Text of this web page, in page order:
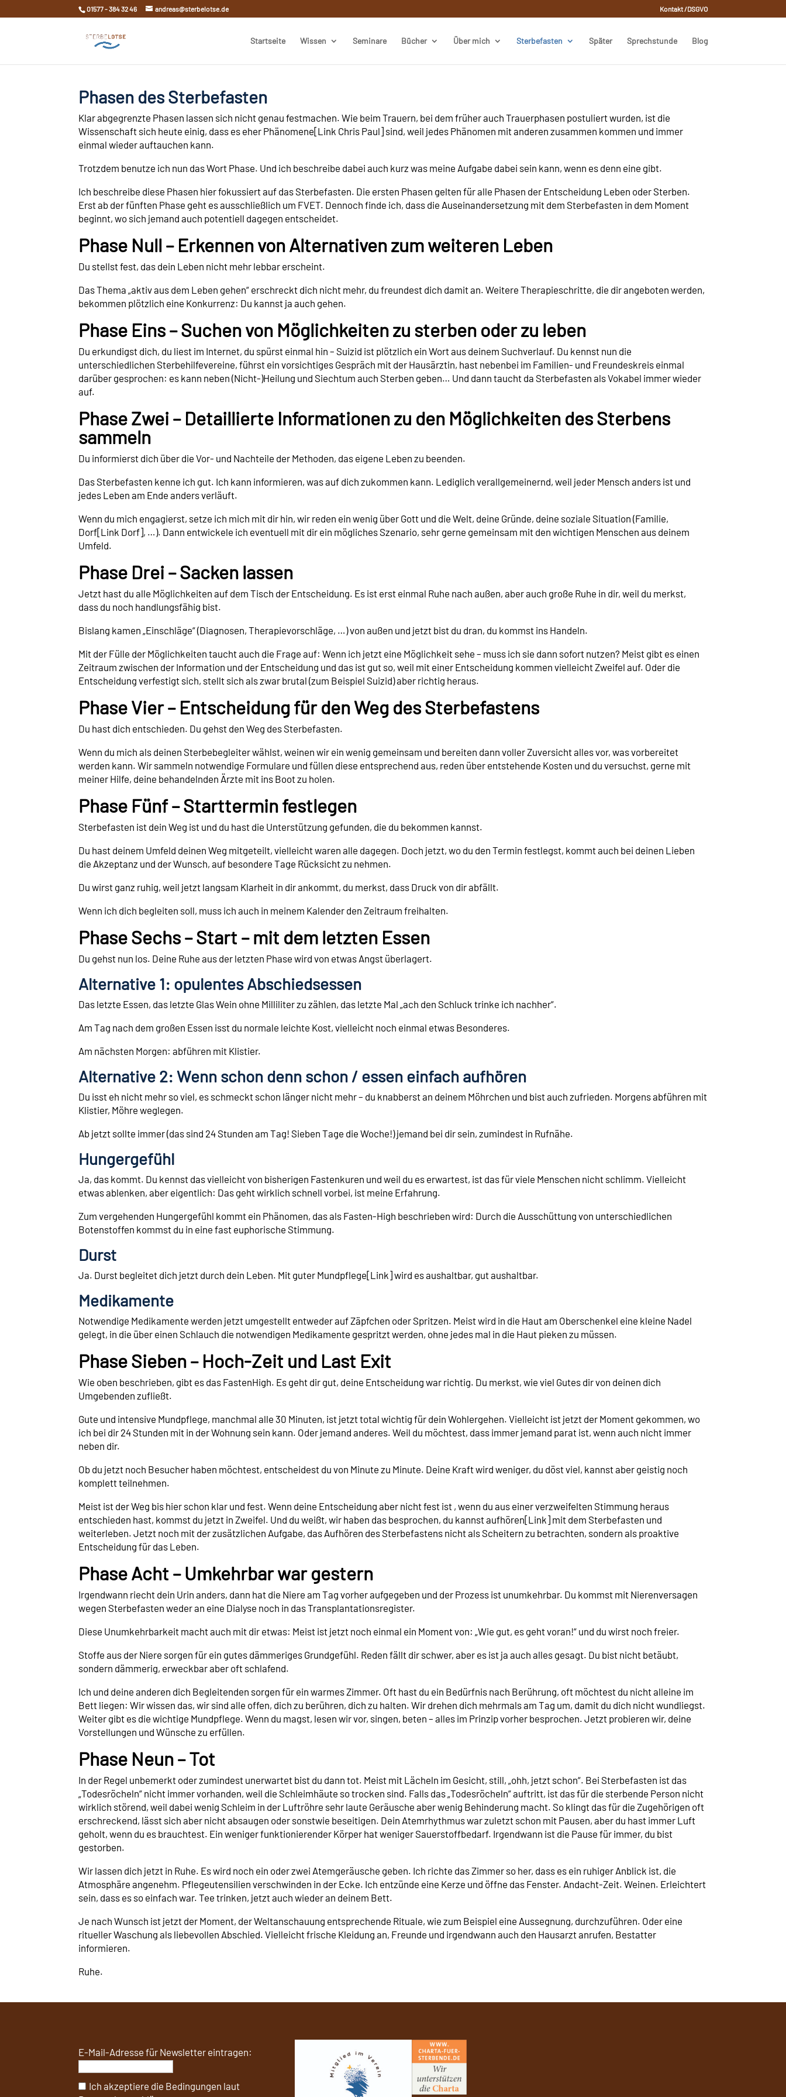
01577 - 384 32 46 andreas@sterbelotse.de Kontakt /DSGVO
Startseite Wissen Seminare Bücher Über mich Sterbefasten Später Sprechstunde Blog
Phasen des Sterbefasten
Klar abgegrenzte Phasen lassen sich nicht genau festmachen. Wie beim Trauern, bei dem früher auch Trauerphasen postuliert wurden, ist die
Wissenschaft sich heute einig, dass es eher Phänomene[Link Chris Paul] sind, weil jedes Phänomen mit anderen zusammen kommen und immer
einmal wieder auftauchen kann.
Trotzdem benutze ich nun das Wort Phase. Und ich beschreibe dabei auch kurz was meine Aufgabe dabei sein kann, wenn es denn eine gibt.
Ich beschreibe diese Phasen hier fokussiert auf das Sterbefasten. Die ersten Phasen gelten für alle Phasen der Entscheidung Leben oder Sterben.
Erst ab der fünften Phase geht es ausschließlich um FVET. Dennoch finde ich, dass die Auseinandersetzung mit dem Sterbefasten in dem Moment
beginnt, wo sich jemand auch potentiell dagegen entscheidet.
Phase Null – Erkennen von Alternativen zum weiteren Leben
Du stellst fest, das dein Leben nicht mehr lebbar erscheint.
Das Thema „aktiv aus dem Leben gehen“ erschreckt dich nicht mehr, du freundest dich damit an. Weitere Therapieschritte, die dir angeboten werden,
bekommen plötzlich eine Konkurrenz: Du kannst ja auch gehen.
Phase Eins – Suchen von Möglichkeiten zu sterben oder zu leben
Du erkundigst dich, du liest im Internet, du spürst einmal hin – Suizid ist plötzlich ein Wort aus deinem Suchverlauf. Du kennst nun die
unterschiedlichen Sterbehilfevereine, führst ein vorsichtiges Gespräch mit der Hausärztin, hast nebenbei im Familien- und Freundeskreis einmal
darüber gesprochen: es kann neben (Nicht-)Heilung und Siechtum auch Sterben geben… Und dann taucht da Sterbefasten als Vokabel immer wieder
auf.
Phase Zwei – Detaillierte Informationen zu den Möglichkeiten des Sterbens
sammeln
Du informierst dich über die Vor- und Nachteile der Methoden, das eigene Leben zu beenden.
Das Sterbefasten kenne ich gut. Ich kann informieren, was auf dich zukommen kann. Lediglich verallgemeinernd, weil jeder Mensch anders ist und
jedes Leben am Ende anders verläuft.
Wenn du mich engagierst, setze ich mich mit dir hin, wir reden ein wenig über Gott und die Welt, deine Gründe, deine soziale Situation (Familie,
Dorf[Link Dorf], …). Dann entwickele ich eventuell mit dir ein mögliches Szenario, sehr gerne gemeinsam mit den wichtigen Menschen aus deinem
Umfeld.
Phase Drei – Sacken lassen
Jetzt hast du alle Möglichkeiten auf dem Tisch der Entscheidung. Es ist erst einmal Ruhe nach außen, aber auch große Ruhe in dir, weil du merkst,
dass du noch handlungsfähig bist.
Bislang kamen „Einschläge“ (Diagnosen, Therapievorschläge, …) von außen und jetzt bist du dran, du kommst ins Handeln.
Mit der Fülle der Möglichkeiten taucht auch die Frage auf: Wenn ich jetzt eine Möglichkeit sehe – muss ich sie dann sofort nutzen? Meist gibt es einen
Zeitraum zwischen der Information und der Entscheidung und das ist gut so, weil mit einer Entscheidung kommen vielleicht Zweifel auf. Oder die
Entscheidung verfestigt sich, stellt sich als zwar brutal (zum Beispiel Suizid) aber richtig heraus.
Phase Vier – Entscheidung für den Weg des Sterbefastens
Du hast dich entschieden. Du gehst den Weg des Sterbefasten.
Wenn du mich als deinen Sterbebegleiter wählst, weinen wir ein wenig gemeinsam und bereiten dann voller Zuversicht alles vor, was vorbereitet
werden kann. Wir sammeln notwendige Formulare und füllen diese entsprechend aus, reden über entstehende Kosten und du versuchst, gerne mit
meiner Hilfe, deine behandelnden Ärzte mit ins Boot zu holen.
Phase Fünf – Starttermin festlegen
Sterbefasten ist dein Weg ist und du hast die Unterstützung gefunden, die du bekommen kannst.
Du hast deinem Umfeld deinen Weg mitgeteilt, vielleicht waren alle dagegen. Doch jetzt, wo du den Termin festlegst, kommt auch bei deinen Lieben
die Akzeptanz und der Wunsch, auf besondere Tage Rücksicht zu nehmen.
Du wirst ganz ruhig, weil jetzt langsam Klarheit in dir ankommt, du merkst, dass Druck von dir abfällt.
Wenn ich dich begleiten soll, muss ich auch in meinem Kalender den Zeitraum freihalten.
Phase Sechs – Start – mit dem letzten Essen
Du gehst nun los. Deine Ruhe aus der letzten Phase wird von etwas Angst überlagert.
Alternative 1: opulentes Abschiedsessen
Das letzte Essen, das letzte Glas Wein ohne Milliliter zu zählen, das letzte Mal „ach den Schluck trinke ich nachher“.
Am Tag nach dem großen Essen isst du normale leichte Kost, vielleicht noch einmal etwas Besonderes.
Am nächsten Morgen: abführen mit Klistier.
Alternative 2: Wenn schon denn schon / essen einfach aufhören
Du isst eh nicht mehr so viel, es schmeckt schon länger nicht mehr – du knabberst an deinem Möhrchen und bist auch zufrieden. Morgens abführen mit
Klistier, Möhre weglegen.
Ab jetzt sollte immer (das sind 24 Stunden am Tag! Sieben Tage die Woche!) jemand bei dir sein, zumindest in Rufnähe.
Hungergefühl
Ja, das kommt. Du kennst das vielleicht von bisherigen Fastenkuren und weil du es erwartest, ist das für viele Menschen nicht schlimm. Vielleicht
etwas ablenken, aber eigentlich: Das geht wirklich schnell vorbei, ist meine Erfahrung.
Zum vergehenden Hungergefühl kommt ein Phänomen, das als Fasten-High beschrieben wird: Durch die Ausschüttung von unterschiedlichen
Botenstoffen kommst du in eine fast euphorische Stimmung.
Durst
Ja. Durst begleitet dich jetzt durch dein Leben. Mit guter Mundpflege[Link] wird es aushaltbar, gut aushaltbar.
Medikamente
Notwendige Medikamente werden jetzt umgestellt entweder auf Zäpfchen oder Spritzen. Meist wird in die Haut am Oberschenkel eine kleine Nadel
gelegt, in die über einen Schlauch die notwendigen Medikamente gespritzt werden, ohne jedes mal in die Haut pieken zu müssen.
Phase Sieben – Hoch-Zeit und Last Exit
Wie oben beschrieben, gibt es das FastenHigh. Es geht dir gut, deine Entscheidung war richtig. Du merkst, wie viel Gutes dir von deinen dich
Umgebenden zufließt.
Gute und intensive Mundpflege, manchmal alle 30 Minuten, ist jetzt total wichtig für dein Wohlergehen. Vielleicht ist jetzt der Moment gekommen, wo
ich bei dir 24 Stunden mit in der Wohnung sein kann. Oder jemand anderes. Weil du möchtest, dass immer jemand parat ist, wenn auch nicht immer
neben dir.
Ob du jetzt noch Besucher haben möchtest, entscheidest du von Minute zu Minute. Deine Kraft wird weniger, du döst viel, kannst aber geistig noch
komplett teilnehmen.
Meist ist der Weg bis hier schon klar und fest. Wenn deine Entscheidung aber nicht fest ist , wenn du aus einer verzweifelten Stimmung heraus
entschieden hast, kommst du jetzt in Zweifel. Und du weißt, wir haben das besprochen, du kannst aufhören[Link] mit dem Sterbefasten und
weiterleben. Jetzt noch mit der zusätzlichen Aufgabe, das Aufhören des Sterbefastens nicht als Scheitern zu betrachten, sondern als proaktive
Entscheidung für das Leben.
Phase Acht – Umkehrbar war gestern
Irgendwann riecht dein Urin anders, dann hat die Niere am Tag vorher aufgegeben und der Prozess ist unumkehrbar. Du kommst mit Nierenversagen
wegen Sterbefasten weder an eine Dialyse noch in das Transplantationsregister.
Diese Unumkehrbarkeit macht auch mit dir etwas: Meist ist jetzt noch einmal ein Moment von: „Wie gut, es geht voran!“ und du wirst noch freier.
Stoffe aus der Niere sorgen für ein gutes dämmeriges Grundgefühl. Reden fällt dir schwer, aber es ist ja auch alles gesagt. Du bist nicht betäubt,
sondern dämmerig, erweckbar aber oft schlafend.
Ich und deine anderen dich Begleitenden sorgen für ein warmes Zimmer. Oft hast du ein Bedürfnis nach Berührung, oft möchtest du nicht alleine im
Bett liegen: Wir wissen das, wir sind alle offen, dich zu berühren, dich zu halten. Wir drehen dich mehrmals am Tag um, damit du dich nicht wundliegst.
Weiter gibt es die wichtige Mundpflege. Wenn du magst, lesen wir vor, singen, beten – alles im Prinzip vorher besprochen. Jetzt probieren wir, deine
Vorstellungen und Wünsche zu erfüllen.
Phase Neun – Tot
In der Regel unbemerkt oder zumindest unerwartet bist du dann tot. Meist mit Lächeln im Gesicht, still, „ohh, jetzt schon“. Bei Sterbefasten ist das
„Todesröcheln“ nicht immer vorhanden, weil die Schleimhäute so trocken sind. Falls das „Todesröcheln“ auftritt, ist das für die sterbende Person nicht
wirklich störend, weil dabei wenig Schleim in der Luftröhre sehr laute Geräusche aber wenig Behinderung macht. So klingt das für die Zugehörigen oft
erschreckend, lässt sich aber nicht absaugen oder sonstwie beseitigen. Dein Atemrhythmus war zuletzt schon mit Pausen, aber du hast immer Luft
geholt, wenn du es brauchtest. Ein weniger funktionierender Körper hat weniger Sauerstoffbedarf. Irgendwann ist die Pause für immer, du bist
gestorben.
Wir lassen dich jetzt in Ruhe. Es wird noch ein oder zwei Atemgeräusche geben. Ich richte das Zimmer so her, dass es ein ruhiger Anblick ist, die
Atmosphäre angenehm. Pflegeutensilien verschwinden in der Ecke. Ich entzünde eine Kerze und öffne das Fenster. Andacht-Zeit. Weinen. Erleichtert
sein, dass es so einfach war. Tee trinken, jetzt auch wieder an deinem Bett.
Je nach Wunsch ist jetzt der Moment, der Weltanschauung entsprechende Rituale, wie zum Beispiel eine Aussegnung, durchzuführen. Oder eine
ritueller Waschung als liebevollen Abschied. Vielleicht frische Kleidung an, Freunde und irgendwann auch den Hausarzt anrufen, Bestatter
informieren.
Ruhe.
E-Mail-Adresse für Newsletter eintragen:
Ich akzeptiere die Bedingungen laut